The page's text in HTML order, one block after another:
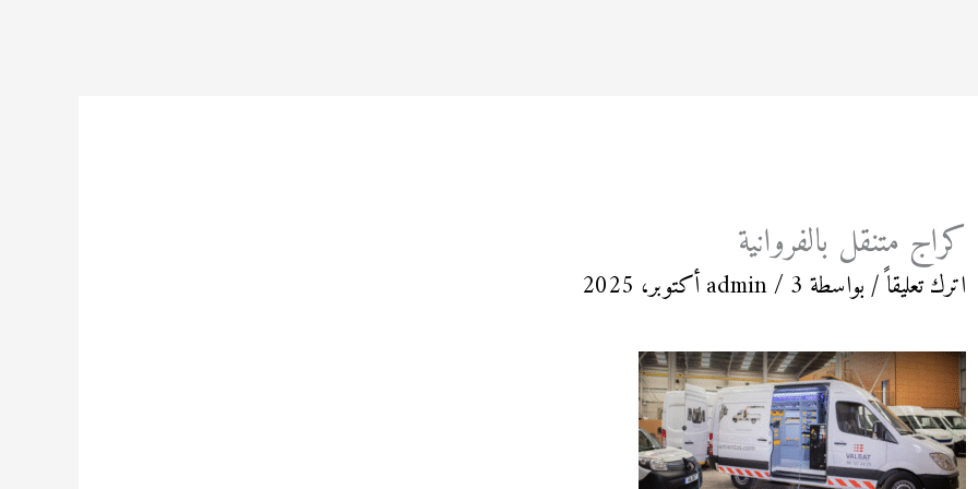
كراج متنقل بالفروانية
اترك تعليقاً / بواسطة admin/ 3 أكتوبر، 2025